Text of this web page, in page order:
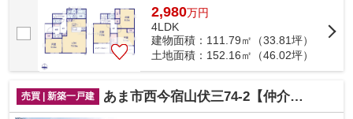
2,980万円
4LDK
建物面積：111.79㎡（33.81坪）
土地面積：152.16㎡（46.02坪）
売買 | 新築一戸建 あま市西今宿山伏三74-2【仲介手数料無料】新築一戸建て